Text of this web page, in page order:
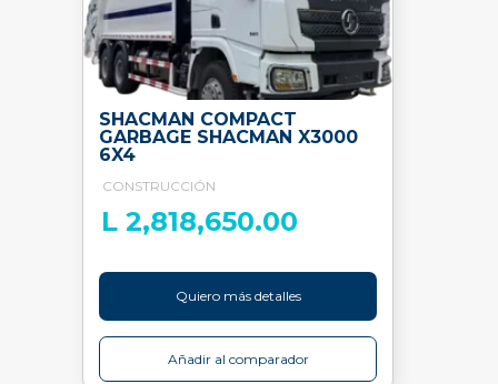
SHACMAN COMPACT
GARBAGE SHACMAN X3000
6X4
CONSTRUCCIÓN
L 2,818,650.00
Quiero más detalles
Añadir al comparador